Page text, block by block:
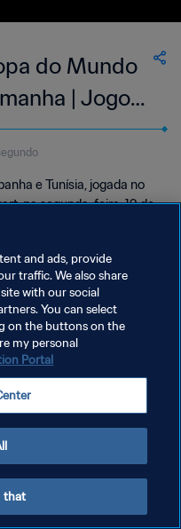
do Mundo
| Jogo
e Tunísia, jogada no
na segunda-feira, 19 de
and ads, provide
traffic. We also share
with our social
You can select
on the buttons on the
my personal
Portal
that